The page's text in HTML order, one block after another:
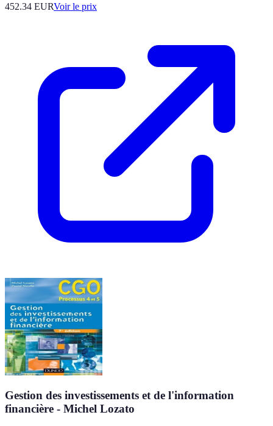
452.34 EURVoir le prix
Gestion des investissements et de l'information
financière - Michel Lozato